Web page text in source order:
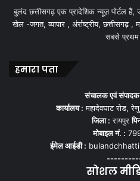
बुलंद छत्तीसगढ़ एक प्रादेशिक न्यूज़ पोर्टल
खेल -जगत, व्यापार , अंर्राष्ट्रीय, छत्तीसगढ़ ,
सबसे
हमारा पता
संचालक एवं
कार्यालय : महादेवघाट रोड,
जिला : रायपुर
मोबाइल नं. :
ईमेल आईडी :
सोशल